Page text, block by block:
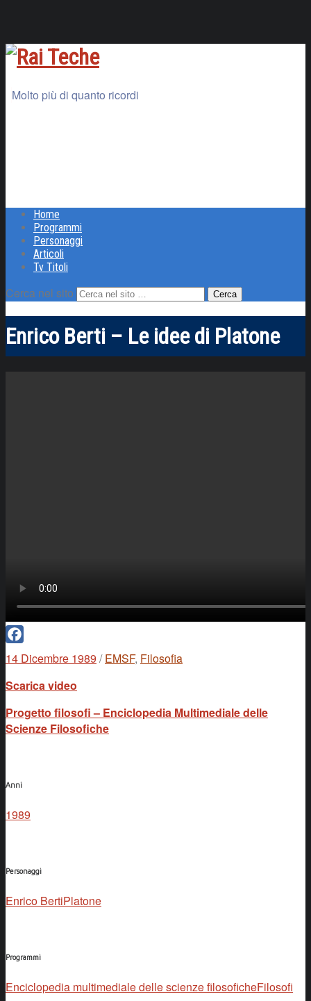
Molto più di quanto ricordi
Home
Programmi
Personaggi
Articoli
Tv Titoli
Cerca nel sito
Enrico Berti – Le idee di Platone
Facebook
14 Dicembre 1989 / EMSF, Filosofia
Scarica video
Progetto filosofi – Enciclopedia Multimediale delle
Scienze Filosofiche
Anni
1989
Personaggi
Enrico BertiPlatone
Programmi
Enciclopedia multimediale delle scienze filosoficheFilosofi